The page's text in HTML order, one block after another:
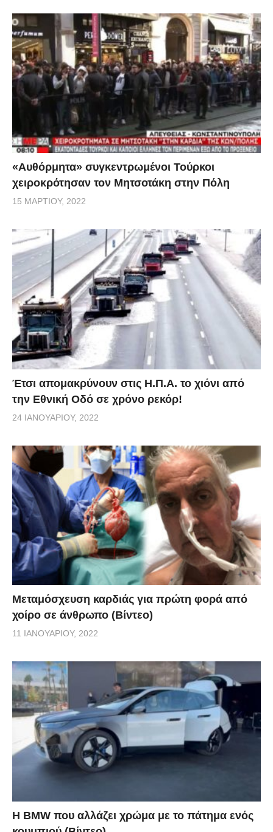
«Αυθόρμητα» συγκεντρωμένοι Τούρκοι
χειροκρότησαν τον Μητσοτάκη στην Πόλη
15 ΜΑΡΤΊΟΥ, 2022
Έτσι απομακρύνουν στις Η.Π.Α. το χιόνι από
την Εθνική Οδό σε χρόνο ρεκόρ!
24 ΙΑΝΟΥΑΡΊΟΥ, 2022
Μεταμόσχευση καρδιάς για πρώτη φορά από
χοίρο σε άνθρωπο (Βίντεο)
11 ΙΑΝΟΥΑΡΊΟΥ, 2022
Η BMW που αλλάζει χρώμα με το πάτημα ενός